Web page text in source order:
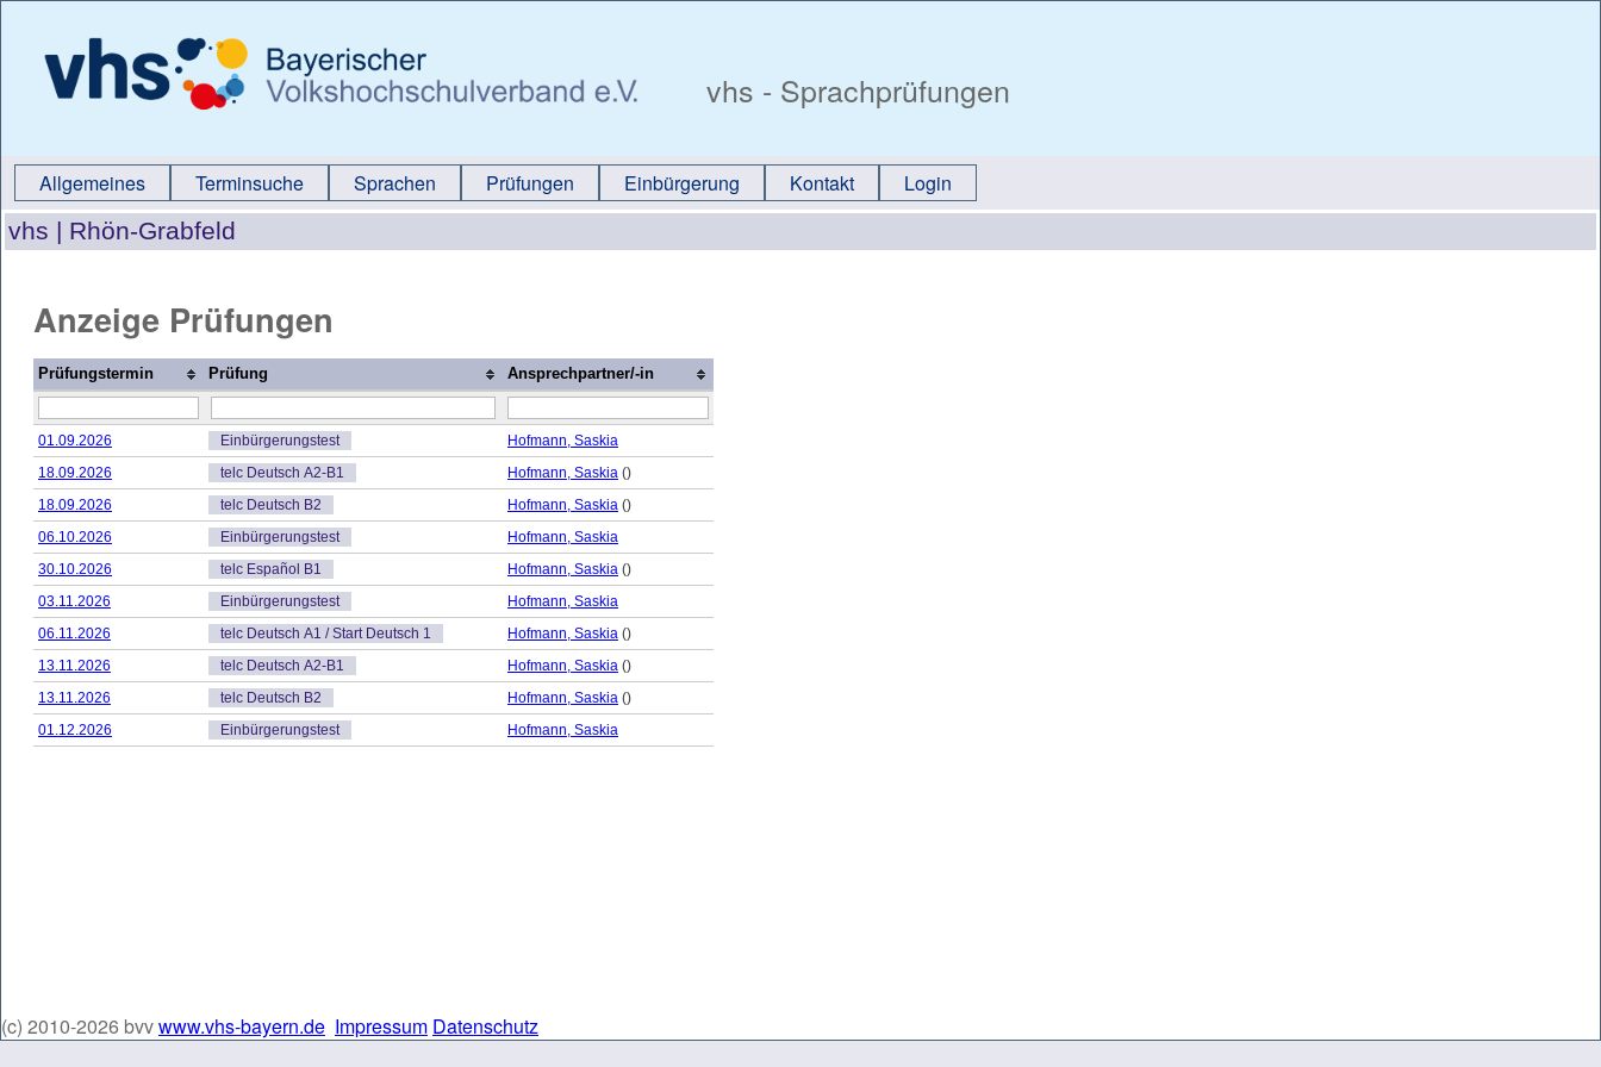
vhs - Sprachprüfungen
Allgemeines Terminsuche Sprachen Prüfungen Einbürgerung Kontakt Login
vhs | Rhön-Grabfeld
Anzeige Prüfungen
Prüfungstermin Prüfung Ansprechpartner/-in
01.09.2026 Einbürgerungstest
Hofmann, Saskia
18.09.2026
telc Deutsch A2-B1 Hofmann, Saskia ()
18.09.2026
telc Deutsch B2 Hofmann, Saskia ()
06.10.2026
Einbürgerungstest
Hofmann, Saskia
30.10.2026
telc Español B1 Hofmann, Saskia ()
03.11.2026
Einbürgerungstest
Hofmann, Saskia
06.11.2026
telc Deutsch A1 / Start Deutsch 1 Hofmann, Saskia ()
13.11.2026
telc Deutsch A2-B1 Hofmann, Saskia ()
13.11.2026
telc Deutsch B2 Hofmann, Saskia ()
01.12.2026
Einbürgerungstest Hofmann, Saskia
(c) 2010-2026 bvvwww.vhs-bayern.de Impressum Datenschutz